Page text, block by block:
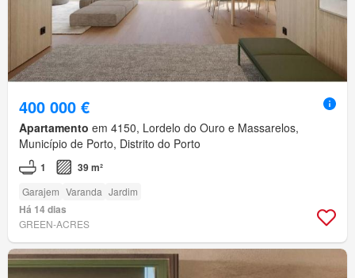
400 000 €
Apartamento em 4150, Lordelo do Ouro e Massarelos,
Município de Porto, Distrito do Porto
1 39 m²
Garajem Varanda Jardim
Há 14 dias
GREEN-ACRES